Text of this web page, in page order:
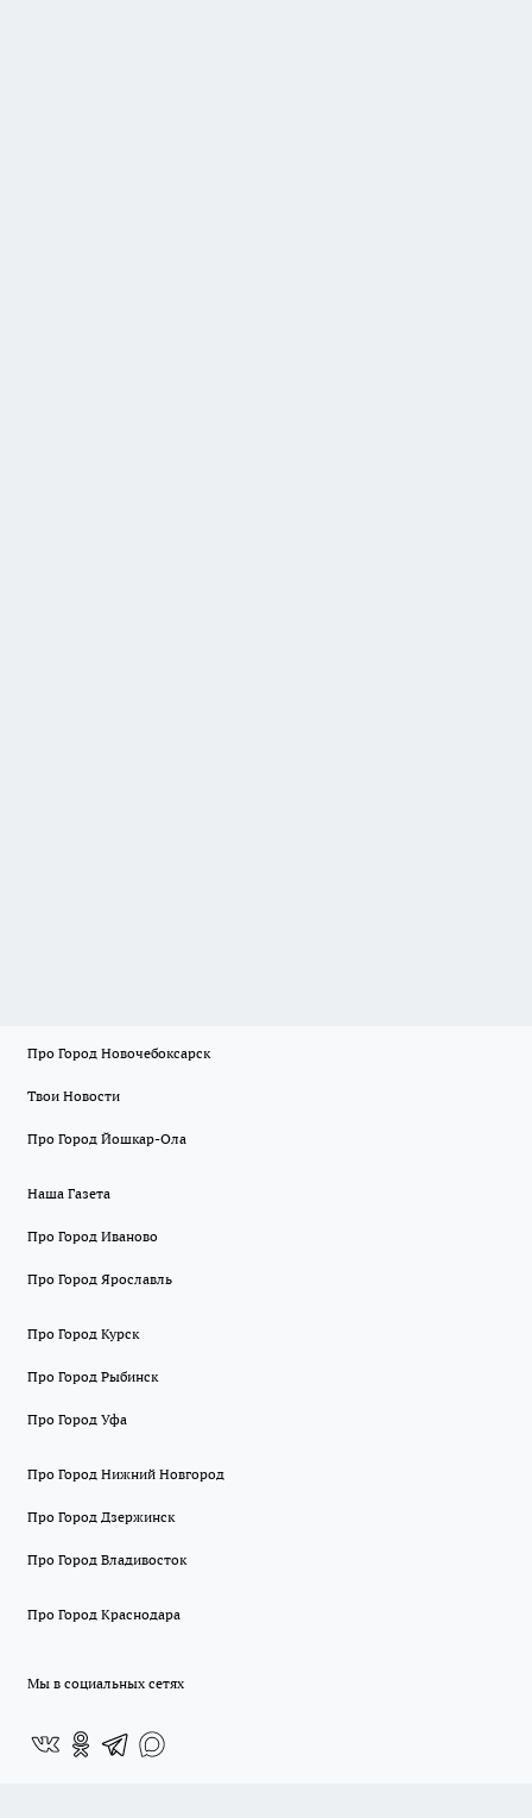
Про Город Новочебоксарск
Твои Новости
Про Город Йошкар-Ола
Наша Газета
Про Город Иваново
Про Город Ярославль
Про Город Курск
Про Город Рыбинск
Про Город Уфа
Про Город Нижний Новгород
Про Город Дзержинск
Про Город Владивосток
Про Город Краснодара
Мы в социальных сетях